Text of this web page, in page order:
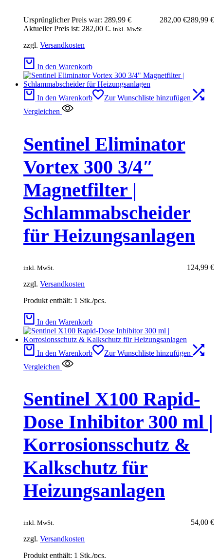
289,99 €
Ursprünglicher Preis war: 289,99 € 282,00 €
Aktueller Preis ist: 282,00 €. inkl. MwSt.
zzgl. Versandkosten
In den Warenkorb
In den Warenkorb
Zur Wunschliste hinzufügen
Vergleichen
Sentinel Eliminator
Vortex 300 3/4″
Magnetfilter |
Schlammabscheider
für Heizungsanlagen
124,99 €
inkl. MwSt.
zzgl. Versandkosten
Produkt enthält: 1 Stk./pcs.
In den Warenkorb
In den Warenkorb
Zur Wunschliste hinzufügen
Vergleichen
Sentinel X100 Rapid-
Dose Inhibitor 300 ml |
Korrosionsschutz &
Kalkschutz für
Heizungsanlagen
54,00 €
inkl. MwSt.
zzgl. Versandkosten
Produkt enthält: 1 Stk./pcs.